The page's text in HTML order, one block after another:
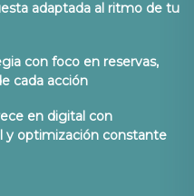
adaptada al ritmo de tu
con foco en reservas,
cada acción
en digital con
y optimización constante